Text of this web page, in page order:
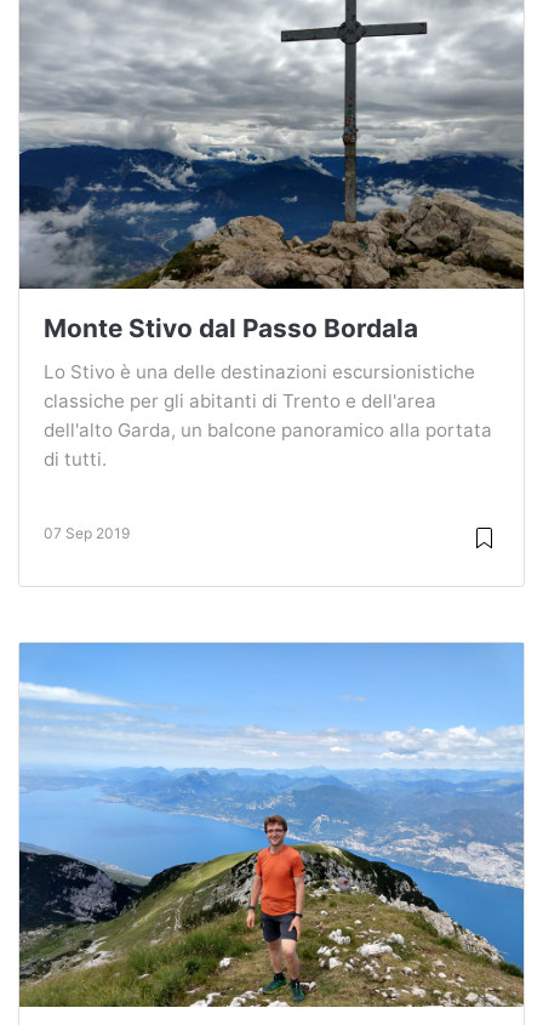
Monte Stivo dal Passo Bordala
Lo Stivo è una delle destinazioni escursionistiche
classiche per gli abitanti di Trento e dell'area
dell'alto Garda, un balcone panoramico alla portata
di tutti.
07 Sep 2019